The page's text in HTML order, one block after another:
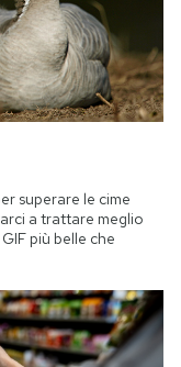
superare le cime
a trattare meglio
più belle che